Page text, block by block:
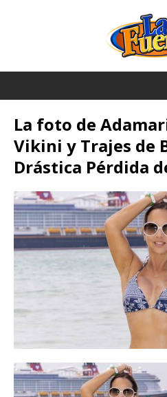
La foto de
Vikini y Trajes de
Drástica Pérdida